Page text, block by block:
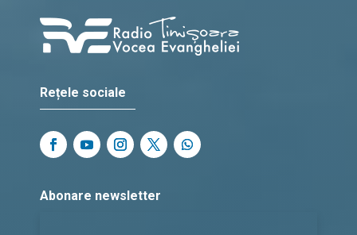
Rețele sociale
Abonare newsletter